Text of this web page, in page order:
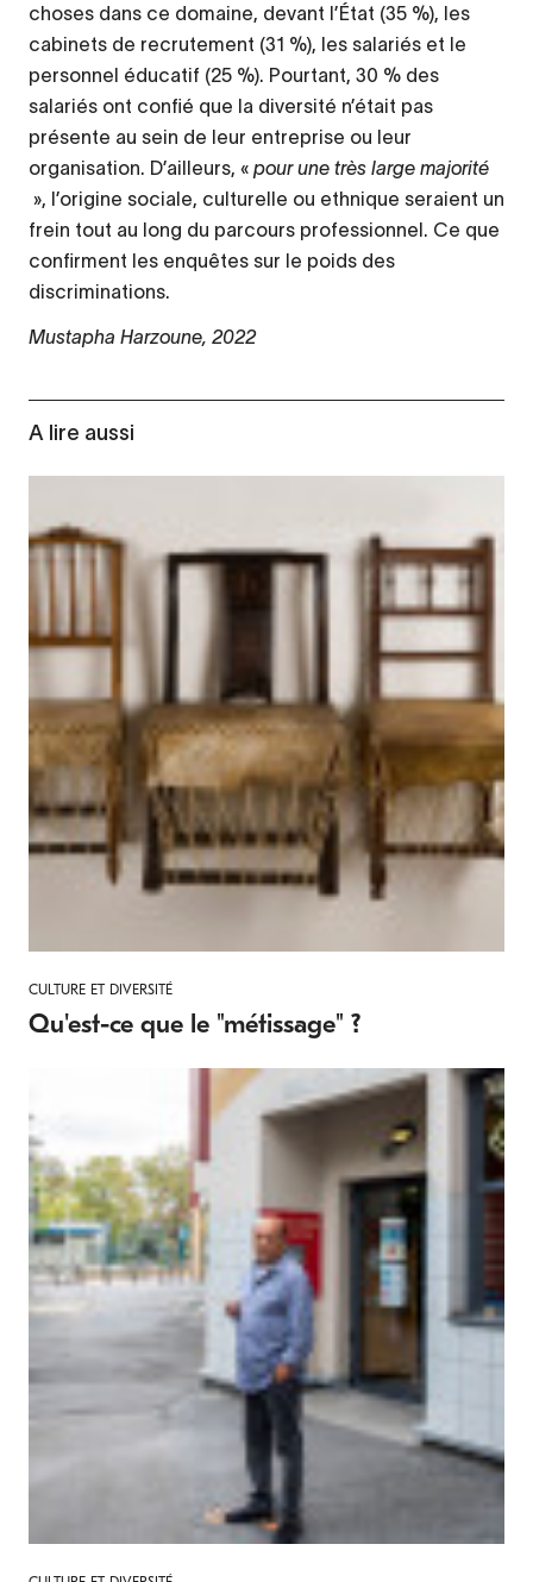
choses dans ce domaine, devant l’État (35 %), les
cabinets de recrutement (31 %), les salariés et le
personnel éducatif (25 %). Pourtant, 30 % des
salariés ont confié que la diversité n’était pas
présente au sein de leur entreprise ou leur
organisation. D’ailleurs, « pour une très large majorité
», l’origine sociale, culturelle ou ethnique seraient un
frein tout au long du parcours professionnel. Ce que
confirment les enquêtes sur le poids des
discriminations.
Mustapha Harzoune, 2022
A lire aussi
CULTURE ET DIVERSITÉ
Qu'est-ce que le "métissage" ?